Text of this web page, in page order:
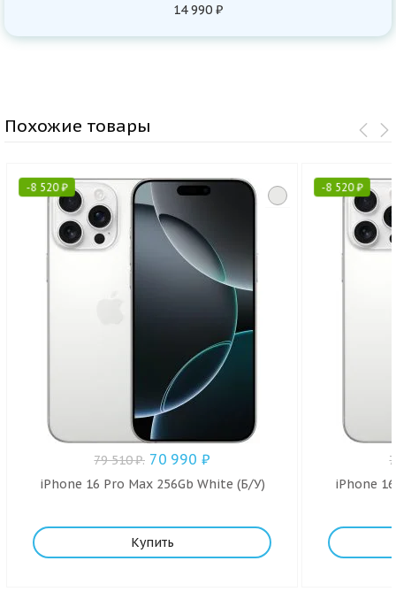
14 990 ₽
Похожие товары
-8 520₽
79 510₽. 70 990 ₽
iPhone 16 Pro Max 256Gb White (Б/У)
Купить
-8 520₽
iPhone